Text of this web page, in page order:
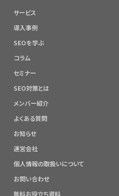
サービス
導入事例
SEOを学ぶ
コラム
セミナー
SEO対策とは
メンバー紹介
よくある質問
お知らせ
運営会社
個人情報の取扱いについて
お問い合わせ
無料お役立ち資料